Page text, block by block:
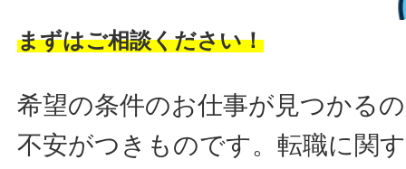
まずはご相談ください！
希望の条件のお仕事が見つかる
不安がつきものです。転職に関